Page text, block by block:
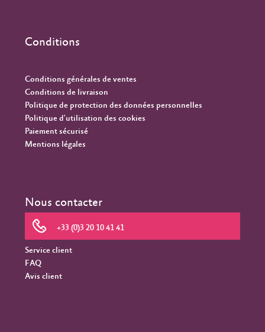
Conditions
Conditions générales de ventes
Conditions de livraison
Politique de protection des données personnelles
Politique d'utilisation des cookies
Paiement sécurisé
Mentions légales
Nous contacter
+33 (0)3 20 10 41 41
Service client
FAQ
Avis client